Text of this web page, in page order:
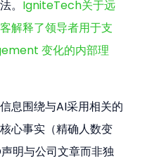
。 IgniteTech关于远
解释了领导者用于支
变化的内部理
息围绕与AI采用相关的
心事实（精确人数变
明与公司文章而非独